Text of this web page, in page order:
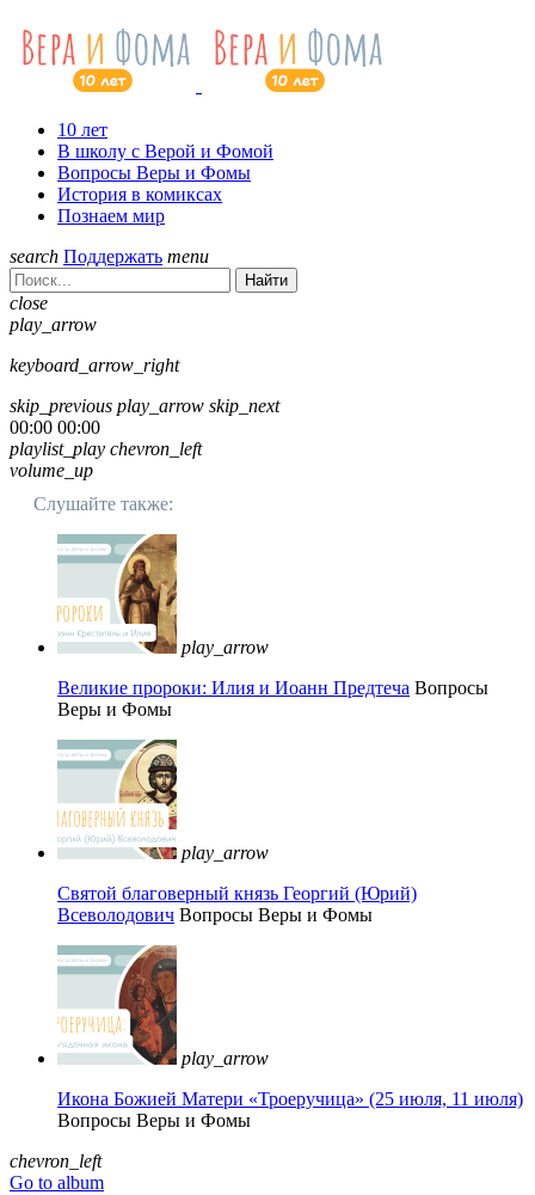
10 лет
В школу с Верой и Фомой
Вопросы Веры и Фомы
История в комиксах
Познаем мир
search Поддержать menu
Найти
close
play_arrow
keyboard_arrow_right
skip_previous play_arrow skip_next
00:00 00:00
playlist_play chevron_left
volume_up
Слушайте также:
play_arrow
Великие пророки: Илия и Иоанн Предтеча Вопросы
Веры и Фомы
play_arrow
Святой благоверный князь Георгий (Юрий)
Всеволодович Вопросы Веры и Фомы
play_arrow
Икона Божией Матери «Троеручица» (25 июля, 11 июля)
Вопросы Веры и Фомы
chevron_left
Go to album